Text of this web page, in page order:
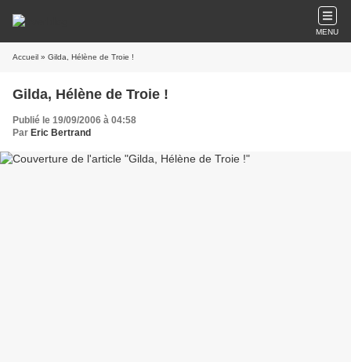
MENU
Accueil » Gilda, Hélène de Troie !
Gilda, Hélène de Troie !
Publié le 19/09/2006 à 04:58
Par Eric Bertrand